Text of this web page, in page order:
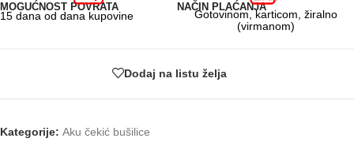
MOGUĆNOST POVRATA
15 dana od dana kupovine
NAČIN PLAĆANJA
Gotovinom, karticom, žiralno
(virmanom)
Dodaj na listu želja
Kategorije: Aku čekić bušilice